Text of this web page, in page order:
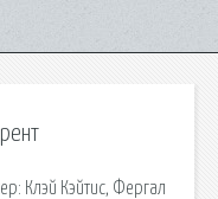
Клэй Кэйтис, Фергал